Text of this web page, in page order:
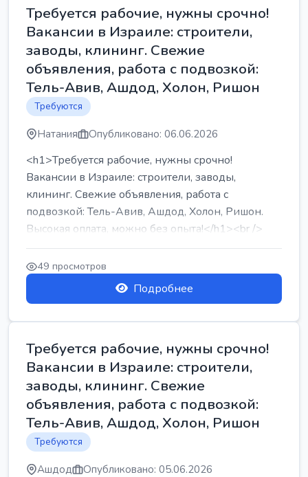
Требуется рабочие, нужны срочно!
Вакансии в Израиле: строители,
заводы, клининг. Свежие
объявления, работа с подвозкой:
Тель-Авив, Ашдод, Холон, Ришон
Требуются
Натания Опубликовано: 06.06.2026
<h1>Требуется рабочие, нужны срочно!
Вакансии в Израиле: строители, заводы,
клининг. Свежие объявления, работа с
подвозкой: Тель-Авив, Ашдод, Холон, Ришон.
Высокая оплата, можно без опыта!</h1><br />
...
49 просмотров
Подробнее
Требуется рабочие, нужны срочно!
Вакансии в Израиле: строители,
заводы, клининг. Свежие
объявления, работа с подвозкой:
Тель-Авив, Ашдод, Холон, Ришон
Требуются
Ашдод Опубликовано: 05.06.2026